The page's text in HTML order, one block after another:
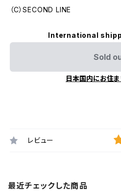
（C）SECOND LINE
International
Sold
日本国内にお住
レビュー
最近チェックした商品